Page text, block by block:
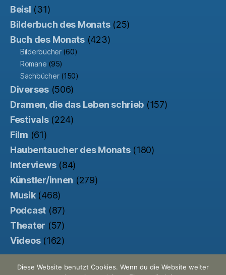
Beisl (31)
Bilderbuch des Monats(25)
Buch des Monats(423)
Bilderbücher(60)
Romane (95)
Sachbücher(150)
Diverses(506)
Dramen, die das Leben schrieb (157)
Festivals(224)
Film (61)
Haubentaucher des Monats(180)
Interviews(84)
Künstler/innen (279)
Musik(468)
Podcast (87)
Theater (57)
Videos(162)
Diese Website benutzt Cookies. Wenn du die Website weiter